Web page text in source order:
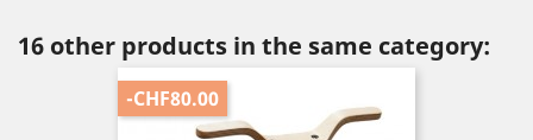
16 other products in the same category:
-CHF80.00